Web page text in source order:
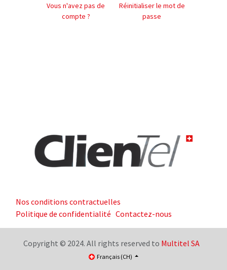
Vous n'avez pas de
compte ?
Réinitialiser le mot de
passe
Nos conditions contractuelles
Politique de confidentialité Contactez-nous
Copyright © 2024. All rights reserved to Multitel SA
Français (CH)